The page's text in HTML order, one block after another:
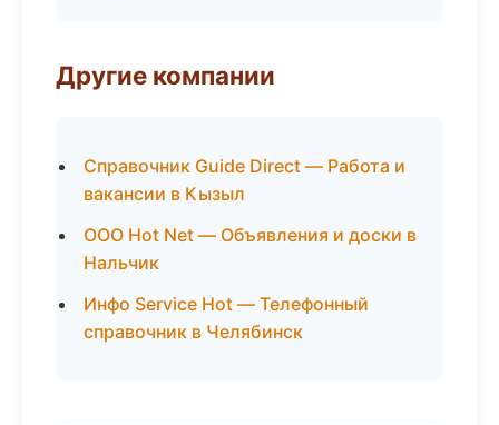
Другие компании
Справочник Guide Direct — Работа и
вакансии в Кызыл
ООО Hot Net — Объявления и доски в
Нальчик
Инфо Service Hot — Телефонный
справочник в Челябинск